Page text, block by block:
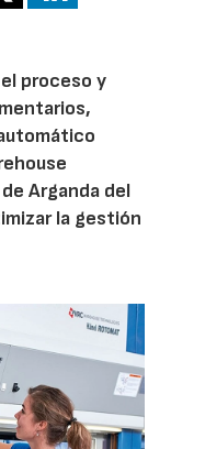
proceso y
Arganda del
la gestión